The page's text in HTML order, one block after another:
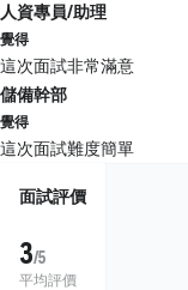
人資專員/助理
覺得
這次面試非常滿意
儲備幹部
覺得
這次面試難度簡單
面試評價
3/5
平均評價